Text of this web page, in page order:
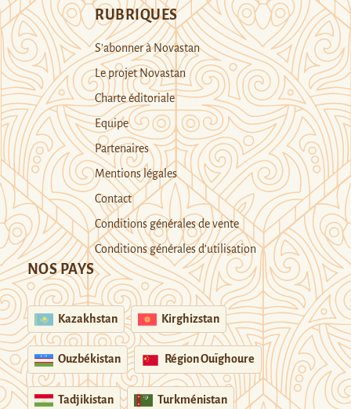
RUBRIQUES
S’abonner à Novastan
Le projet Novastan
Charte éditoriale
Equipe
Partenaires
Mentions légales
Contact
Conditions générales de vente
Conditions générales d’utilisation
NOS PAYS
Kazakhstan Kirghizstan
Ouzbékistan Région Ouïghoure
Tadjikistan Turkménistan